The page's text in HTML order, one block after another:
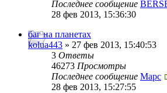
Последнее сообщение
28 фев 2013, 15:36:30
баг на планетах
kolua443 » 27 фев 2013, 15:40:53
3 Ответы
46273 Просмотры
Последнее сообщение Mapc
28 фев 2013, 15:27:55